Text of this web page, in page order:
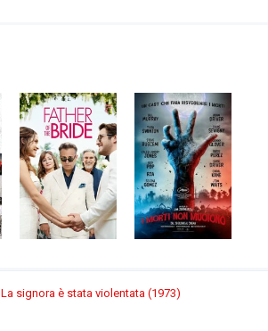
La signora è stata violentata (1973)